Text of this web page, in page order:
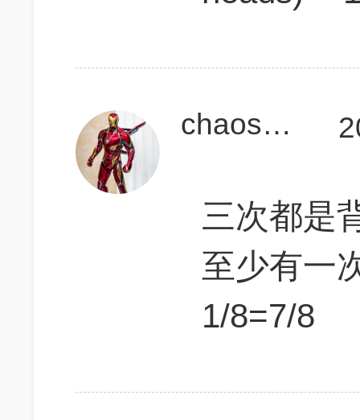
chaoshi2018
三次都是
至少有一
1/8=7/8